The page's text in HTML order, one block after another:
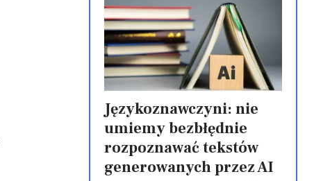
Językoznawczyni: nie
umiemy bezbłędnie
rozpoznawać tekstów
generowanych przez AI